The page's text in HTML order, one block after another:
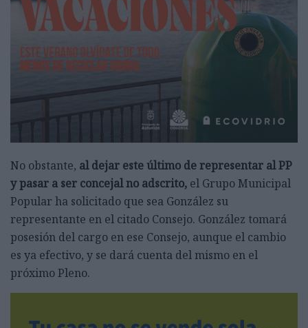
No obstante, al dejar este último de representar al PP
y pasar a ser concejal no adscrito, el Grupo Municipal
Popular ha solicitado que sea González su
representante en el citado Consejo. González tomará
posesión del cargo en ese Consejo, aunque el cambio
es ya efectivo, y se dará cuenta del mismo en el
próximo Pleno.